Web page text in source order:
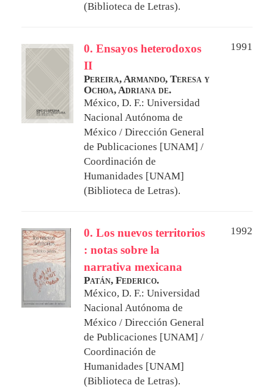
(Biblioteca de Letras).
0. Ensayos heterodoxos
II
1991
Pereira, Armando, Teresa y
Ochoa, Adriana de.
México, D. F.: Universidad
Nacional Autónoma de
México / Dirección General
de Publicaciones [UNAM] /
Coordinación de
Humanidades [UNAM]
(Biblioteca de Letras).
0. Los nuevos territorios
: notas sobre la
narrativa mexicana
1992
Patán, Federico.
México, D. F.: Universidad
Nacional Autónoma de
México / Dirección General
de Publicaciones [UNAM] /
Coordinación de
Humanidades [UNAM]
(Biblioteca de Letras).